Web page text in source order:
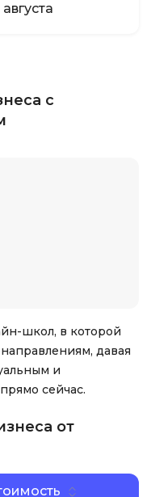
августа
с
школ, в которой
давая
и
сейчас.
от